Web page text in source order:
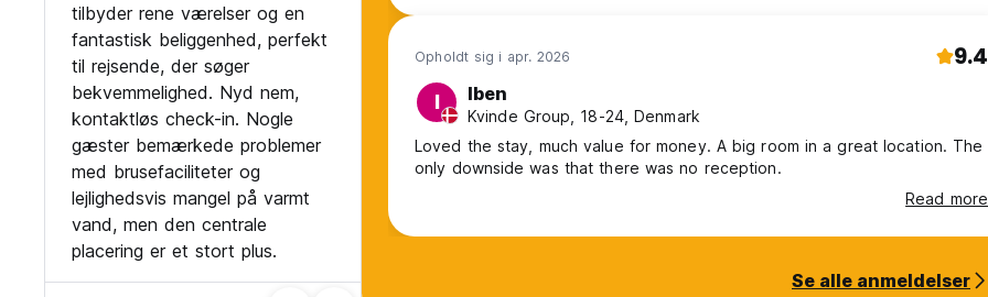
tilbyder rene værelser og en
fantastisk beliggenhed, perfekt
til rejsende, der søger
bekvemmelighed. Nyd nem,
kontaktløs check-in. Nogle
gæster bemærkede problemer
med brusefaciliteter og
lejlighedsvis mangel på varmt
vand, men den centrale
placering er et stort plus.
Opholdt sig i apr. 2026 9.4
I Iben
Kvinde Group, 18-24, Denmark
Loved the stay, much value for money. A big room in a great location. The
only downside was that there was no reception.
Read more
Se alle anmeldelser